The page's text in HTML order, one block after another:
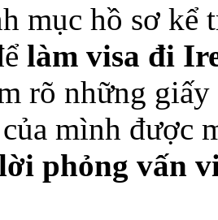
mục hồ sơ kể
làm visa đi
rõ những
của mình được
phỏng vấn